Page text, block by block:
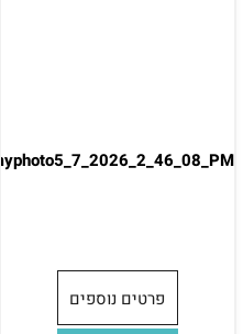
myphoto5_7_2026_2_46_08_PM
פרטים נוספים